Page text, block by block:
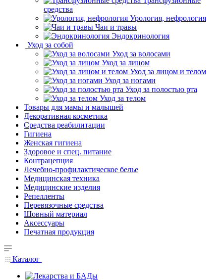
средства
Урология, нефрология
Чаи и травы
Эндокринология
Уход за собой
Уход за волосами
Уход за лицом
Уход за лицом и телом
Уход за ногами
Уход за полостью рта
Уход за телом
Товары для мамы и малышей
Декоративная косметика
Средства реабилитации
Гигиена
Женская гигиена
Здоровое и спец. питание
Контрацепция
Лечебно-профилактическое белье
Медицинская техника
Медицинские изделия
Репелленты
Перевязочные средства
Шовный материал
Аксессуары
Печатная продукция
Каталог